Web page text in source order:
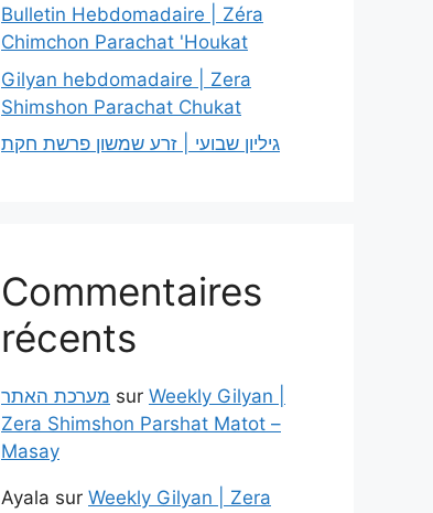
Bulletin Hebdomadaire | Zéra
Chimchon Parachat 'Houkat
Gilyan hebdomadaire | Zera
Shimshon Parachat Chukat
גיליון שבועי | זרע שמשון פרשת חקת
Commentaires
récents
מערכת האתר sur Weekly Gilyan |
Zera Shimshon Parshat Matot –
Masay
Ayala sur Weekly Gilyan | Zera